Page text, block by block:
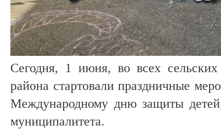
Сегодня, 1 июня, во всех сельских
района стартовали праздничные
Международному дню защиты
муниципалитета.